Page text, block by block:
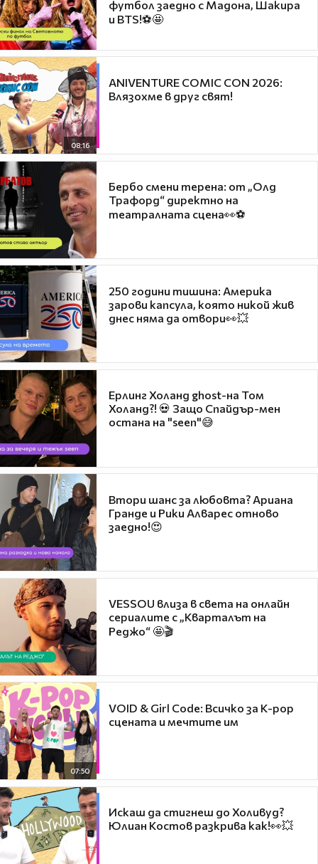
футбол заедно с Мадона, Шакира
и BTS!⚽🤩
08:16
ANIVENTURE COMIC CON 2026:
Влязохме в друг свят!
Бербо смени терена: от „Олд
Трафорд“ директно на
театралната сцена👀⚽
250 години тишина: Америка
зарови капсула, която никой жив
днес няма да отвори👀💥
Ерлинг Холанд ghost-на Том
Холанд?! 💀 Защо Спайдър-мен
остана на "seen"😅
Втори шанс за любовта? Ариана
Гранде и Рики Алварес отново
заедно!😍
VESSOU влиза в света на онлайн
сериалите с „Кварталът на
Реджо“ 🤩🎬
07:50
VOID & Girl Code: Всичко за K-pop
сцената и мечтите им
Искаш да стигнеш до Холивуд?
Юлиан Костов разкрива как!👀💥